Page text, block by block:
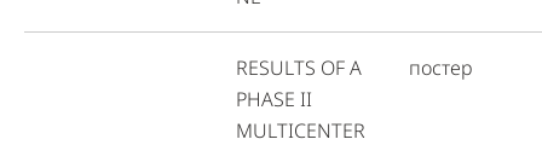
RESULTS OF A
PHASE II
MULTICENTER
постер